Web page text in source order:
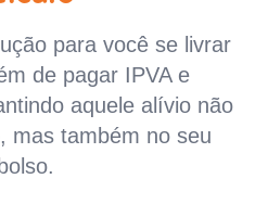
para você se livrar
de pagar IPVA e
aquele alívio não
mas também no seu
bolso.